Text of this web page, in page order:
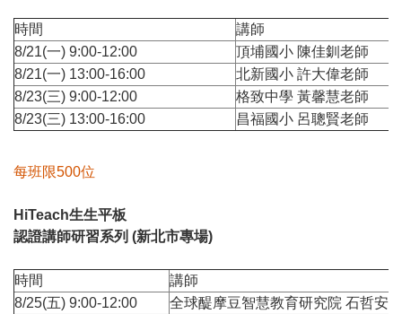
時間
講師
8/21(一) 9:00-12:00
頂埔國小 陳佳釧老師
8/21(一) 13:00-16:00
北新國小 許大偉老師
8/23(三) 9:00-12:00
格致中學 黃馨慧老師
8/23(三) 13:00-16:00
昌福國小 呂聰賢老師
每班限500位
HiTeach生生平板
認證講師研習系列 (新北市專場)
時間
講師
8/25(五) 9:00-12:00
全球醍摩豆智慧教育研究院 石哲安